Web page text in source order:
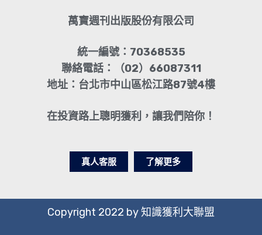
萬寶週刊出版股份有限公司
統一編號：70368535
聯絡電話：（02）66087311
地址：台北市中山區松江路87號4樓
在投資路上聰明獲利，讓我們陪你！
真人客服 了解更多
Copyright 2022 by 知識獲利大聯盟